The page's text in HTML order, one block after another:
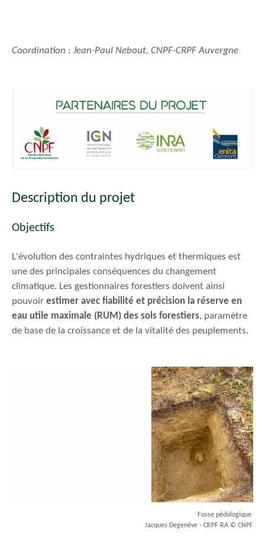
Coordination : Jean-Paul Nebout, CNPF-CRPF Auvergne
Description du projet
Objectifs
L'évolution des contraintes hydriques et thermiques est
une des principales conséquences du changement
climatique. Les gestionnaires forestiers doivent ainsi
pouvoir estimer avec fiabilité et précision la réserve en
eau utile maximale (RUM) des sols forestiers, paramètre
de base de la croissance et de la vitalité des peuplements.
Fosse pédologique.
Jacques Degenève - CRPF RA © CNPF